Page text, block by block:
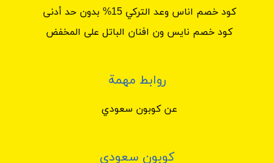
كود خصم اناس وعد التركي 15% بدون حد أدنى
كود خصم نايس ون افنان الباتل على المخفض
روابط مهمة
عن كوبون سعودي
كوبون سعودي